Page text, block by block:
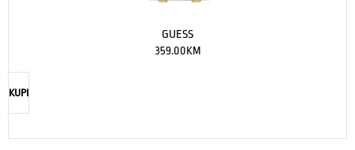
GUESS
359.00KM
KUPI